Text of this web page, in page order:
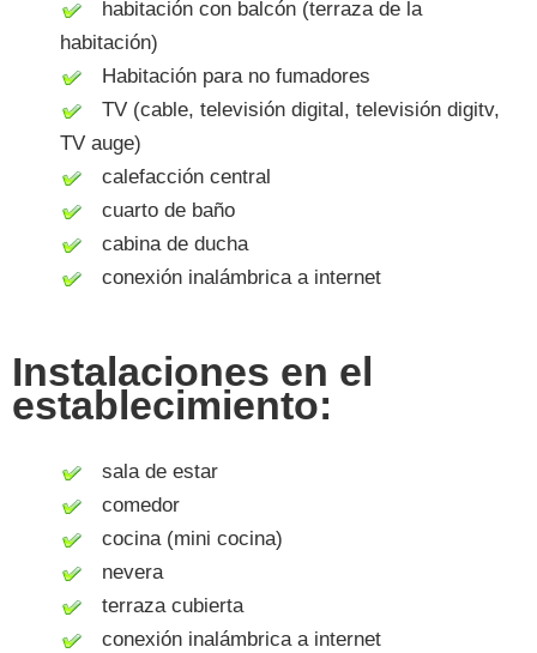
habitación con balcón (terraza de la
habitación)
Habitación para no fumadores
TV (cable, televisión digital, televisión digitv,
TV auge)
calefacción central
cuarto de baño
cabina de ducha
conexión inalámbrica a internet
Instalaciones en el
establecimiento:
sala de estar
comedor
cocina (mini cocina)
nevera
terraza cubierta
conexión inalámbrica a internet